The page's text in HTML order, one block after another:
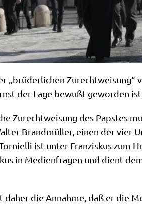
„brü­der­li­chen Zurecht­wei­sung“
der Lage bewußt gewor­den
Zurecht­wei­sung des Pap­stes
Brand­mül­ler, einen der vier
ist unter Fran­zis­kus zum
in Medi­en­fra­gen und dient
die Annah­me, daß er die